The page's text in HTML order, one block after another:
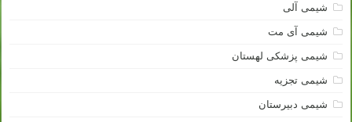
شیمی آلی
شیمی آی مت
شیمی پزشکی لهستان
شیمی تجزیه
شیمی دبیرستان